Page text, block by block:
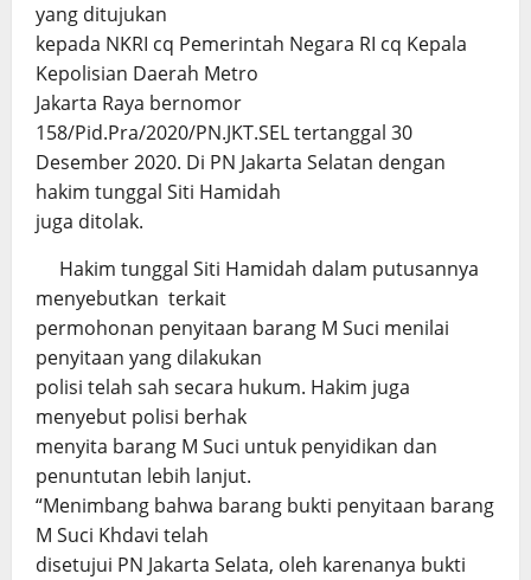
yang ditujukan
kepada NKRI cq Pemerintah Negara RI cq Kepala
Kepolisian Daerah Metro
Jakarta Raya bernomor
158/Pid.Pra/2020/PN.JKT.SEL tertanggal 30
Desember 2020. Di PN Jakarta Selatan dengan
hakim tunggal Siti Hamidah
juga ditolak.
Hakim tunggal Siti Hamidah dalam putusannya
menyebutkan terkait
permohonan penyitaan barang M Suci menilai
penyitaan yang dilakukan
polisi telah sah secara hukum. Hakim juga
menyebut polisi berhak
menyita barang M Suci untuk penyidikan dan
penuntutan lebih lanjut.
“Menimbang bahwa barang bukti penyitaan barang
M Suci Khdavi telah
disetujui PN Jakarta Selata, oleh karenanya bukti